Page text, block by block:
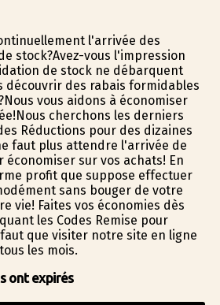
l'arrivée des
stock?Avez-vous l'impression
de stock ne débarquent
découvrir des rabais formidables
vous aidons à économiser
cherchons les derniers
Réductions pour des dizaines
faut plus attendre l'arrivée de
économiser sur vos achats! En
profit que suppose effectuer
sans bouger de votre
vie! Faites vos économies dès
les Codes Remise pour
que visiter notre site en ligne
les mois.
ont expirés